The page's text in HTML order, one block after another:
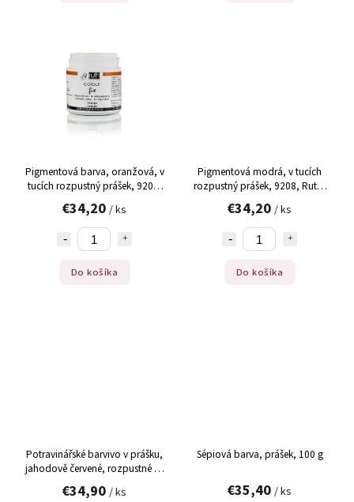
Pigmentová barva, oranžová, v
tucích rozpustný prášek, 9204,
Ruth, 20 g
€34,20 / ks
Do košíka
Pigmentová modrá, v tucích
rozpustný prášek, 9208, Ruth,
20 g
€34,20 / ks
Do košíka
Potravinářské barvivo v prášku,
jahodově červené, rozpustné ve
€34,90 / ks
Sépiová barva, prášek, 100 g
€35,40 / ks